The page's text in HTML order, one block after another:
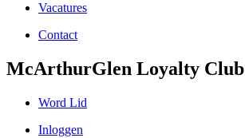
Vacatures
Contact
McArthurGlen Loyalty Club
Word Lid
Inloggen